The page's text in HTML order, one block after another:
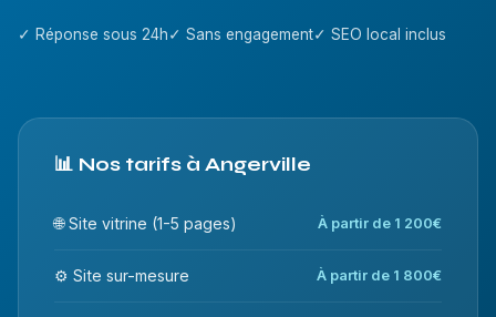
✓ Réponse sous 24h✓ Sans engagement✓ SEO local inclus
📊 Nos tarifs à Angerville
🌐 Site vitrine (1-5 pages) À partir de 1 200€
⚙️ Site sur-mesure À partir de 1 800€